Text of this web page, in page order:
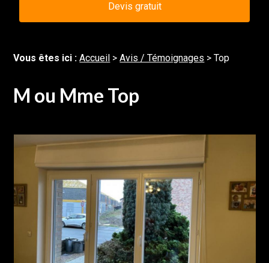
Devis gratuit
Vous êtes ici :Accueil >Avis / Témoignages >Top
M ou Mme Top